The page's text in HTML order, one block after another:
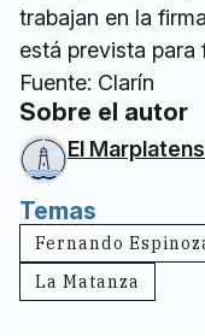
trabajan en la
está prevista para
Fuente: Clarín
Sobre el autor
El
Temas
Fernando
La Matanza